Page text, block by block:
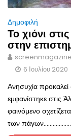
Δημοφιλή
Το χιόνι
στην
screenmagazine
6 Ιουλίου 2020
Ανησυχία
εμφανίστηκε στις
φαινόμενο
των